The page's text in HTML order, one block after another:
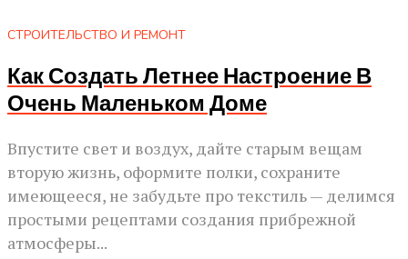
СТРОИТЕЛЬСТВО И РЕМОНТ
Как Создать Летнее Настроение В
Очень Маленьком Доме
Впустите свет и воздух, дайте старым вещам
вторую жизнь, оформите полки, сохраните
имеющееся, не забудьте про текстиль — делимся
простыми рецептами создания прибрежной
атмосферы...